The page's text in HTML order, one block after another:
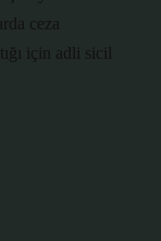
ceza
için adli sicil